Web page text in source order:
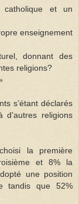
catholique et un
enseignement
donnant des
religions?
s’étant déclarés
d’autres religions
la première
et 8% la
une position
tandis que 52%